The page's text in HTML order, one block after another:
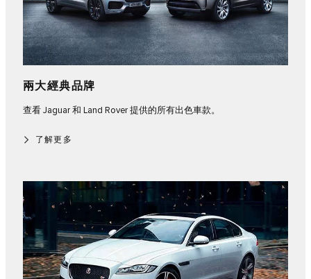
兩大經典品牌
查看 Jaguar 和 Land Rover 提供的所有出色車款。
了解更多